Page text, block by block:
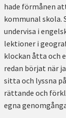
hade förmånen
kommunal skola.
undervisa i
lektioner i
klockan åtta och
redan börjat när
sitta och lyssna
rättande och
egna